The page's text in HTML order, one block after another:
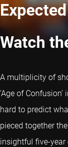
Watch
A multiplicity of
‘Age of
hard to predict
pieced together
insightful five-year